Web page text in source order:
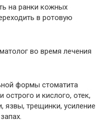
на ранки кожных
в ротовую
во время лечения
формы стоматита
острого и кислого, отек,
язвы, трещинки, усиление